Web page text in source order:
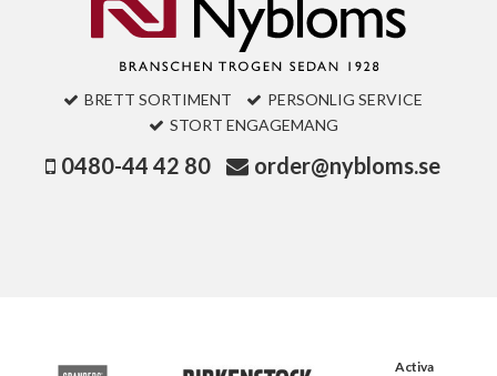
BRETT SORTIMENT
PERSONLIG SERVICE
STORT ENGAGEMANG
0480-44 42 80 order@nybloms.se
Activa